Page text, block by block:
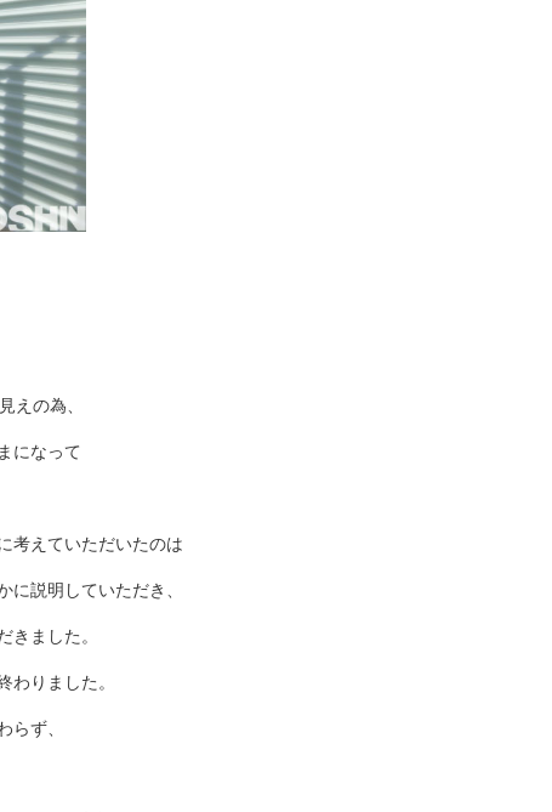
えの為、
になって
考えていただいたのは
説明していただき、
きました。
わりました。
らず、